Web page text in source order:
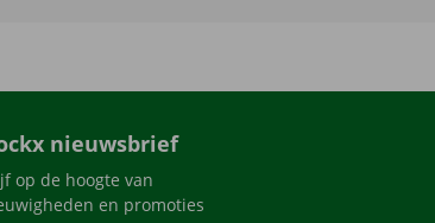
nieuwsbrief
op de hoogte van
en promoties